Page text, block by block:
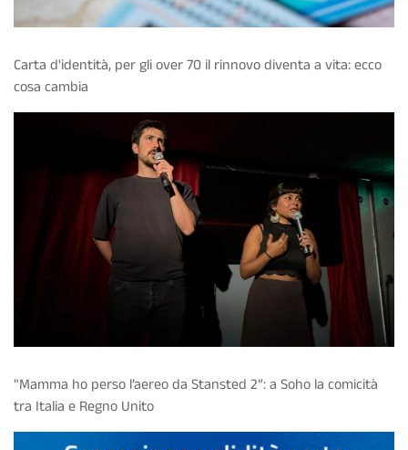
Carta d'identità, per gli over 70 il rinnovo diventa a vita: ecco
cosa cambia
"Mamma ho perso l’aereo da Stansted 2”: a Soho la comicità
tra Italia e Regno Unito